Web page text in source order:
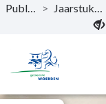
Naar hoofdinhoud
Publicaties > Jaarstukken 2024